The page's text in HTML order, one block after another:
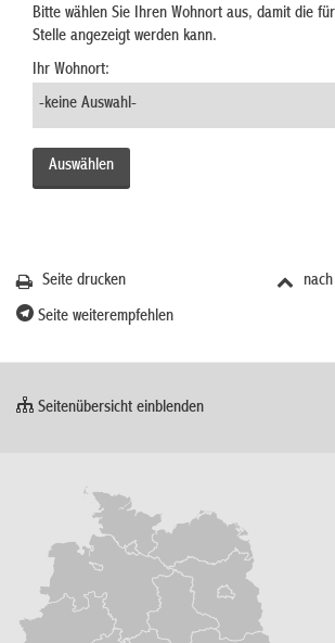
Bitte wählen Sie Ihren Wohnort aus, damit die
Stelle angezeigt werden kann.
Ihr Wohnort:
Seite drucken
Seite weiterempfehlen
Seitenübersicht einblenden